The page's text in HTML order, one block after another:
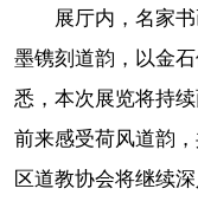
展厅内，名家
墨镌刻道韵，以金
悉，本次展览将持
前来感受荷风道韵
区道教协会将继续